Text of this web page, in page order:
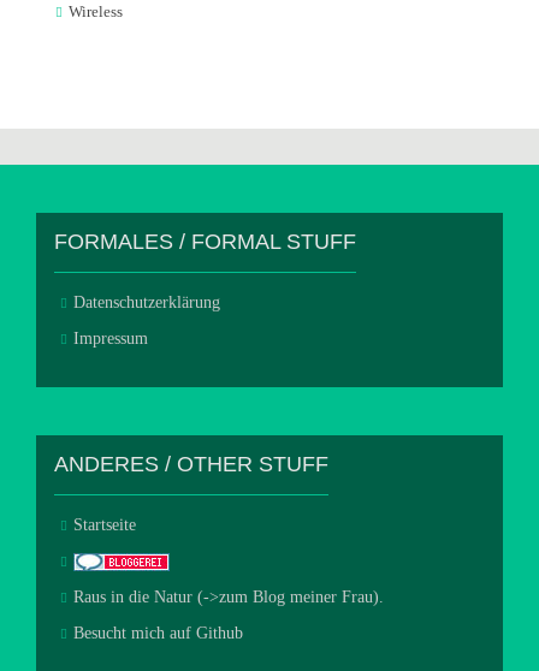
Wireless
FORMALES / FORMAL STUFF
Datenschutzerklärung
Impressum
ANDERES / OTHER STUFF
Startseite
Raus in die Natur (->zum Blog meiner Frau).
Besucht mich auf Github